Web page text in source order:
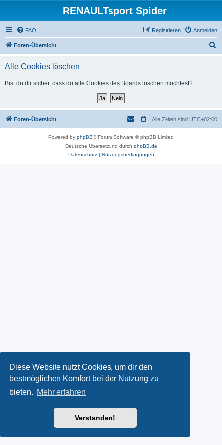
Diese Website nutzt Cookies, um dir den
bestmöglichen Komfort bei der Nutzung zu
bieten. Mehr erfahren
Verstanden!
RENAULTsport Spider
FAQ Anmelden
Registrieren
Foren-Übersicht
Alle Cookies löschen
Bist du dir sicher, dass du alle Cookies des Boards löschen möchtest?
Foren-Übersicht Alle Zeiten sind UTC+02:00
Powered by phpBB® Forum Software © phpBB Limited
Deutsche Übersetzung durch phpBB.de
Datenschutz| Nutzungsbedingungen